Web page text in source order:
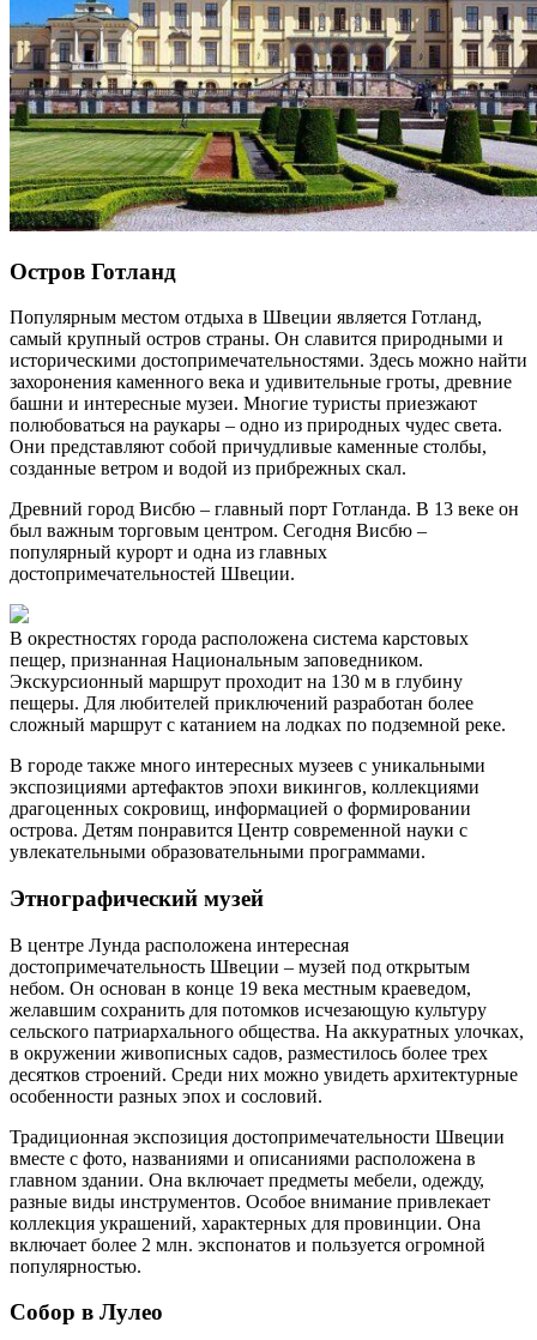
Остров Готланд
Популярным местом отдыха в Швеции является Готланд,
самый крупный остров страны. Он славится природными и
историческими достопримечательностями. Здесь можно найти
захоронения каменного века и удивительные гроты, древние
башни и интересные музеи. Многие туристы приезжают
полюбоваться на раукары – одно из природных чудес света.
Они представляют собой причудливые каменные столбы,
созданные ветром и водой из прибрежных скал.
Древний город Висбю – главный порт Готланда. В 13 веке он
был важным торговым центром. Сегодня Висбю –
популярный курорт и одна из главных
достопримечательностей Швеции.
В окрестностях города расположена система карстовых
пещер, признанная Национальным заповедником.
Экскурсионный маршрут проходит на 130 м в глубину
пещеры. Для любителей приключений разработан более
сложный маршрут с катанием на лодках по подземной реке.
В городе также много интересных музеев с уникальными
экспозициями артефактов эпохи викингов, коллекциями
драгоценных сокровищ, информацией о формировании
острова. Детям понравится Центр современной науки с
увлекательными образовательными программами.
Этнографический музей
В центре Лунда расположена интересная
достопримечательность Швеции – музей под открытым
небом. Он основан в конце 19 века местным краеведом,
желавшим сохранить для потомков исчезающую культуру
сельского патриархального общества. На аккуратных улочках,
в окружении живописных садов, разместилось более трех
десятков строений. Среди них можно увидеть архитектурные
особенности разных эпох и сословий.
Традиционная экспозиция достопримечательности Швеции
вместе с фото, названиями и описаниями расположена в
главном здании. Она включает предметы мебели, одежду,
разные виды инструментов. Особое внимание привлекает
коллекция украшений, характерных для провинции. Она
включает более 2 млн. экспонатов и пользуется огромной
популярностью.
Собор в Лулео